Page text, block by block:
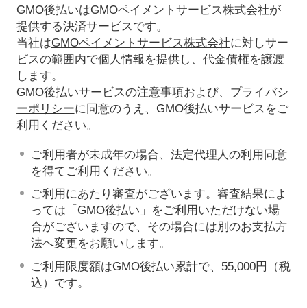
GMO後払いはGMOペイメントサービス株式会社が
提供する決済サービスです。
当社はGMOペイメントサービス株式会社に対しサー
ビスの範囲内で個人情報を提供し、代金債権を譲渡
します。
GMO後払いサービスの注意事項および、 プライバシ
ーポリシーに同意のうえ、GMO後払いサービスをご
利用ください。
ご利用者が未成年の場合、法定代理人の利用同意
を得てご利用ください。
ご利用にあたり審査がございます。審査結果によ
っては「GMO後払い」をご利用いただけない場
合がございますので、その場合には別のお支払方
法へ変更をお願いします。
ご利用限度額はGMO後払い累計で、55,000円（税
込）です。